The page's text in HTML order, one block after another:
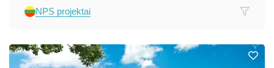
NPS projektai